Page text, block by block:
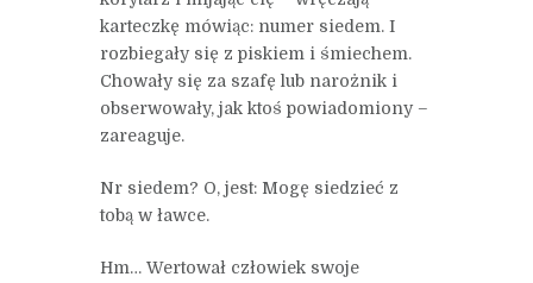
karteczkę mówiąc: numer siedem. I
rozbiegały się z piskiem i śmiechem.
Chowały się za szafę lub narożnik i
obserwowały, jak ktoś powiadomiony –
zareaguje.
Nr siedem? O, jest: Mogę siedzieć z
tobą w ławce.
Hm… Wertował człowiek swoje